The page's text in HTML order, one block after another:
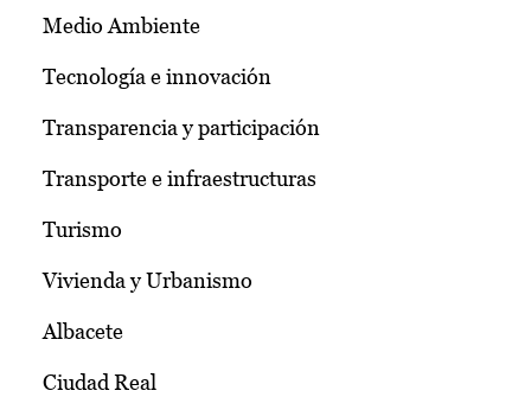
Medio Ambiente
Tecnología e innovación
Transparencia y participación
Transporte e infraestructuras
Turismo
Vivienda y Urbanismo
Albacete
Ciudad Real